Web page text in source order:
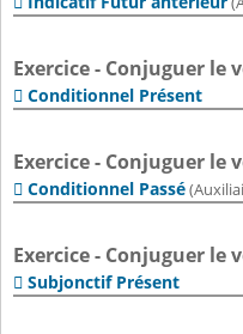
Exercice - Conjuguer le
 Conditionnel Présent
Exercice - Conjuguer le
 Conditionnel Passé
Exercice - Conjuguer le
 Subjonctif Présent